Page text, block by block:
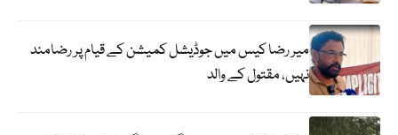
میر رضا کیس میں جوڈیشل کمیشن کے قیام پر رضامند
نہیں، مقتول کے والد